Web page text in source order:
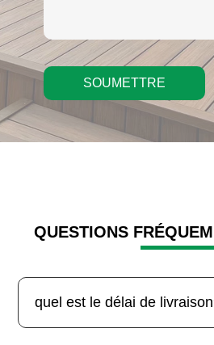
SOUMETTRE
QUESTIONS
quel est le délai de